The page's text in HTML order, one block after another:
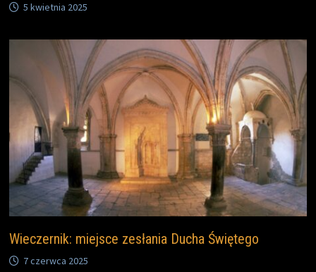
5 kwietnia 2025
Wieczernik: miejsce zesłania Ducha Świętego
7 czerwca 2025